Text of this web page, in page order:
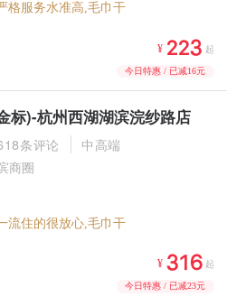
格服务水准高,毛巾干
¥  起
今日特惠 / 已减16元
标)-杭州西湖湖滨浣纱路店
条评论
中高端
商圈
流住的很放心,毛巾干
¥   起
今日特惠 / 已减23元